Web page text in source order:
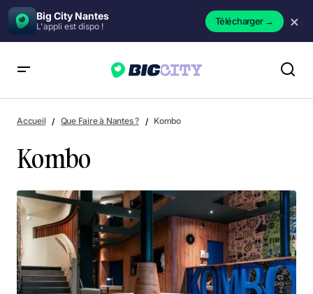
Big City Nantes
L'appli est dispo ! Télécharger→ ×
Accueil Que Faire à Nantes ? Kombo
Kombo